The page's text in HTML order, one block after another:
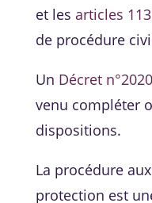
et les articles
de procédure
Un Décret
venu compléter
dispositions.
La procédure
protection est